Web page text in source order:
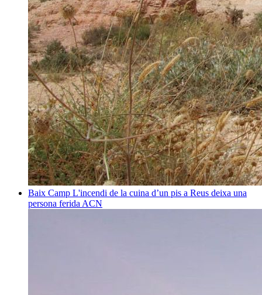
Baix Camp L'incendi de la cuina d’un pis a Reus deixa una
persona ferida ACN